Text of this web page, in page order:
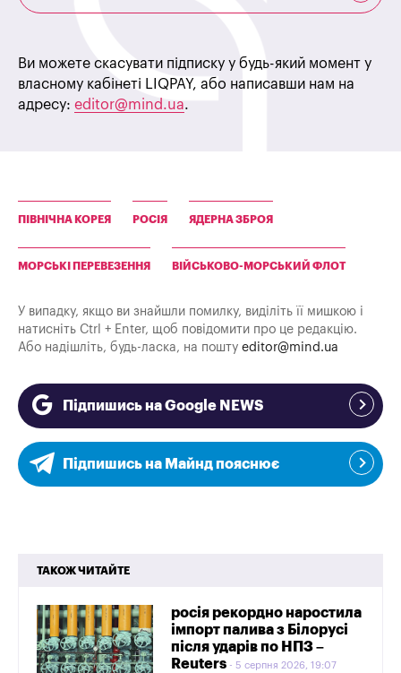
Ви можете скасувати підписку у будь-який момент у
власному кабінеті LIQPAY, або написавши нам на
адресу: editor@mind.ua.
ПІВНІЧНА КОРЕЯ РОСІЯ ЯДЕРНА ЗБРОЯ
МОРСЬКІ ПЕРЕВЕЗЕННЯ ВІЙСЬКОВО-МОРСЬКИЙ ФЛОТ
У випадку, якщо ви знайшли помилку, виділіть її мишкою і
натисніть Ctrl + Enter, щоб повідомити про це редакцію.
Або надішліть, будь-ласка, на пошту editor@mind.ua
Підпишись на Google NEWS
Підпишись на Майнд пояснює
ТАКОЖ ЧИТАЙТЕ
росія рекордно наростила
імпорт палива з Білорусі
після ударів по НПЗ –
Reuters
5 серпня 2026, 19:07